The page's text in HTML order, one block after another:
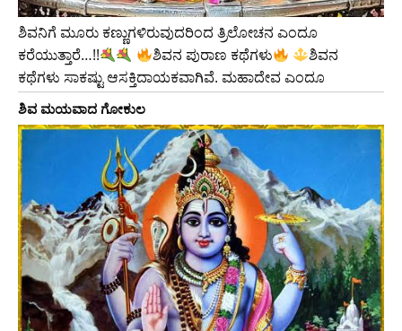
ಶಿವನಿಗೆ ಮೂರು ಕಣ್ಣುಗಳಿರುವುದರಿಂದ ತ್ರಿಲೋಚನ ಎಂದೂ
ಕರೆಯುತ್ತಾರೆ…!!
ಶಿವನ ಪುರಾಣ ಕಥೆಗಳು
ಶಿವನ
ಕಥೆಗಳು ಸಾಕಷ್ಟು ಆಸಕ್ತಿದಾಯಕವಾಗಿವೆ. ಮಹಾದೇವ ಎಂದೂ
ಶಿವ ಮಯವಾದ ಗೋಕುಲ